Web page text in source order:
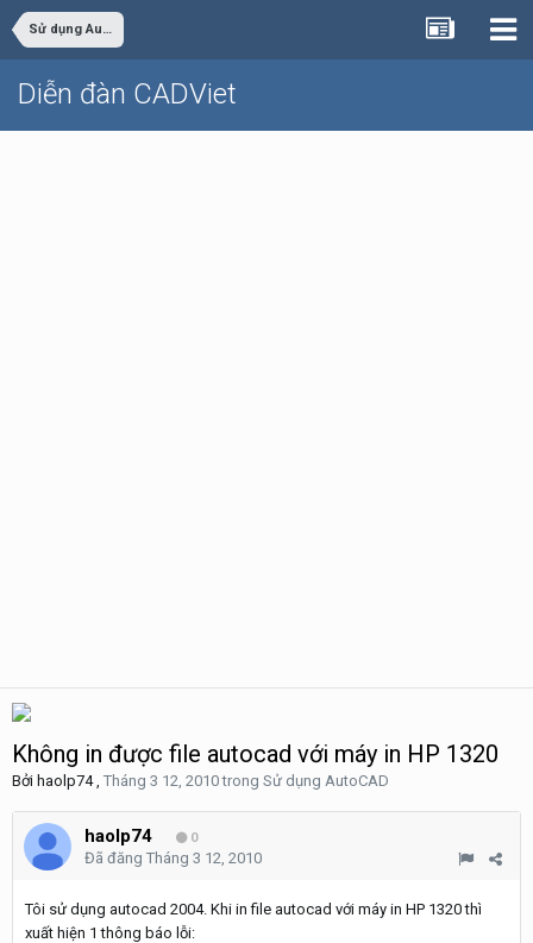
Sử dụng AutoCAD
Diễn đàn CADViet
Không in được file autocad với máy in HP 1320
Bởi haolp74, Tháng 3 12, 2010trong Sử dụng AutoCAD
haolp74 0
Đã đăng Tháng 3 12, 2010
Tôi sử dụng autocad 2004. Khi in file autocad với máy in HP 1320 thì
xuất hiện 1 thông báo lỗi: